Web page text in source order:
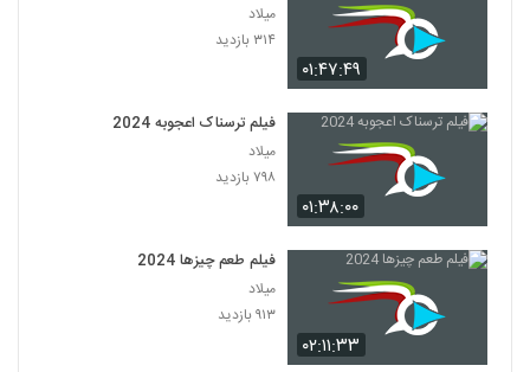
۰۱:۴۷:۴۹
میلاد
۳۱۴ بازدید
۰۱:۳۸:۰۰
فیلم ترسناک اعجوبه 2024
میلاد
۷۹۸ بازدید
۰۲:۱۱:۳۳
فیلم طعم چیزها 2024
میلاد
۹۱۳ بازدید